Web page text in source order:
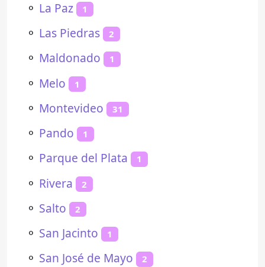
⚬ La Paz 1
⚬ Las Piedras 2
⚬ Maldonado 1
⚬ Melo 1
⚬ Montevideo 31
⚬ Pando 1
⚬ Parque del Plata 1
⚬ Rivera 2
⚬ Salto 2
⚬ San Jacinto 1
⚬ San José de Mayo 2